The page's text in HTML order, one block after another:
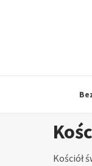
Kościół